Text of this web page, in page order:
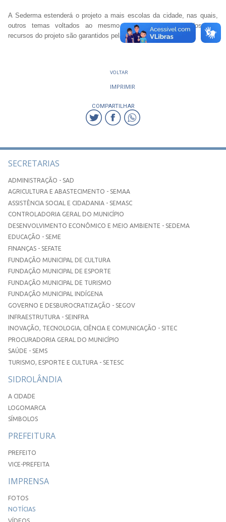
A Sederma estenderá o projeto a mais escolas da cidade, nas quais,
outros temas voltados ao mesmo objetivo serão aplicados. Os
recursos do projeto são garantidos pela CAPES-MEC.
VOLTAR
IMPRIMIR
COMPARTILHAR
SECRETARIAS
ADMINISTRAÇÃO - SAD
AGRICULTURA E ABASTECIMENTO - SEMAA
ASSISTÊNCIA SOCIAL E CIDADANIA - SEMASC
CONTROLADORIA GERAL DO MUNICÍPIO
DESENVOLVIMENTO ECONÔMICO E MEIO AMBIENTE - SEDEMA
EDUCAÇÃO - SEME
FINANÇAS - SEFATE
FUNDAÇÃO MUNICIPAL DE CULTURA
FUNDAÇÃO MUNICIPAL DE ESPORTE
FUNDAÇÃO MUNICIPAL DE TURISMO
FUNDAÇÃO MUNICIPAL INDÍGENA
GOVERNO E DESBUROCRATIZAÇÃO - SEGOV
INFRAESTRUTURA - SEINFRA
INOVAÇÃO, TECNOLOGIA, CIÊNCIA E COMUNICAÇÃO - SITEC
PROCURADORIA GERAL DO MUNICÍPIO
SAÚDE - SEMS
TURISMO, ESPORTE E CULTURA - SETESC
SIDROLÂNDIA
A CIDADE
LOGOMARCA
SÍMBOLOS
PREFEITURA
PREFEITO
VICE-PREFEITA
IMPRENSA
FOTOS
NOTÍCIAS